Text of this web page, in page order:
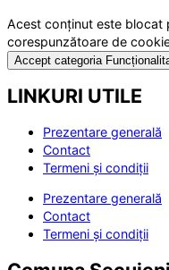
Acest conținut este blocat
corespunzătoare de
Accept categoria
LINKURI UTILE
Prezentare generală
Contact
Termeni și condiții
Prezentare generală
Contact
Termeni și condiții